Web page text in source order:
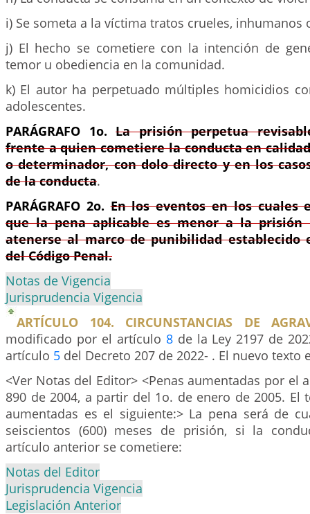
i) Se someta a la víctima tratos crueles, inhumanos
j) El hecho se cometiere con la intención de
temor u obediencia en la comunidad.
k) El autor ha perpetuado múltiples homicidios
adolescentes.
PARÁGRAFO 1o. La prisión perpetua
frente a quien cometiere la conducta en
o determinador, con dolo directo y en los
de la conducta.
PARÁGRAFO 2o. En los eventos en los cuales
que la pena aplicable es menor a la prisión
atenerse al marco de punibilidad
del Código Penal.
Notas de Vigencia
Jurisprudencia Vigencia
ARTÍCULO 104. CIRCUNSTANCIAS DE
modificado por el artículo 8de la Ley 2197 de
artículo 5 del Decreto 207 de 2022- . El nuevo texto
<Ver Notas del Editor> <Penas aumentadas por el
890 de 2004, a partir del 1o. de enero de 2005. El
aumentadas es el siguiente:> La pena será de
seiscientos (600) meses de prisión, si la
artículo anterior se cometiere:
Notas del Editor
Jurisprudencia Vigencia
Legislación Anterior